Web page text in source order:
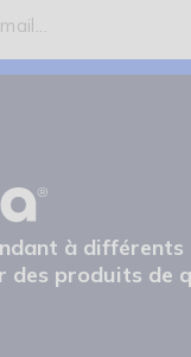
à différents
des produits de